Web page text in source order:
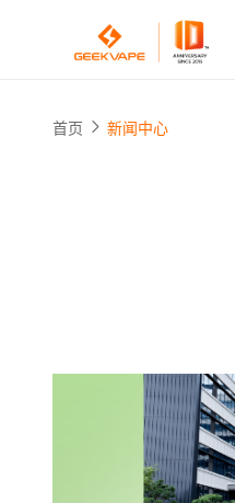
首页 新闻中心